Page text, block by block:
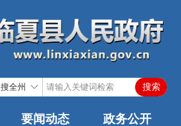
搜全州
要闻动态 政务公开